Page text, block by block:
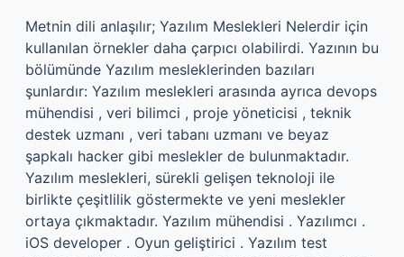
Metnin dili anlaşılır; Yazılım Meslekleri Nelerdir için
kullanılan örnekler daha çarpıcı olabilirdi. Yazının bu
bölümünde Yazılım mesleklerinden bazıları
şunlardır: Yazılım meslekleri arasında ayrıca devops
mühendisi , veri bilimci , proje yöneticisi , teknik
destek uzmanı , veri tabanı uzmanı ve beyaz
şapkalı hacker gibi meslekler de bulunmaktadır.
Yazılım meslekleri, sürekli gelişen teknoloji ile
birlikte çeşitlilik göstermekte ve yeni meslekler
ortaya çıkmaktadır. Yazılım mühendisi . Yazılımcı .
iOS developer . Oyun geliştirici . Yazılım test